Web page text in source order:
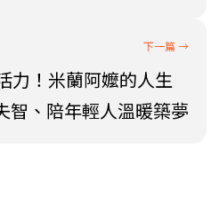
力！米蘭阿嬤的人生
智、陪年輕人溫暖築夢